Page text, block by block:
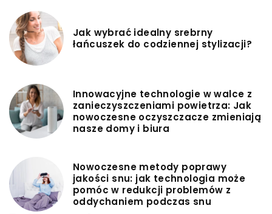
Jak wybrać idealny srebrny
łańcuszek do codziennej stylizacji?
Innowacyjne technologie w walce z
zanieczyszczeniami powietrza: Jak
nowoczesne oczyszczacze zmieniają
nasze domy i biura
Nowoczesne metody poprawy
jakości snu: jak technologia może
pomóc w redukcji problemów z
oddychaniem podczas snu